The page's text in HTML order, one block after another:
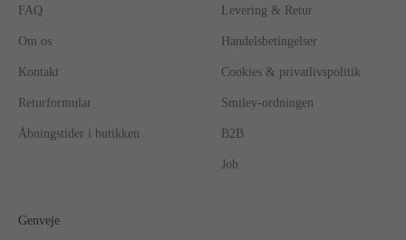
FAQ
Om os
Kontakt
Returformular
Åbningstider i butikken
Levering & Retur
Handelsbetingelser
Cookies & privatlivspolitik
Smiley-ordningen
B2B
Job
Genveje